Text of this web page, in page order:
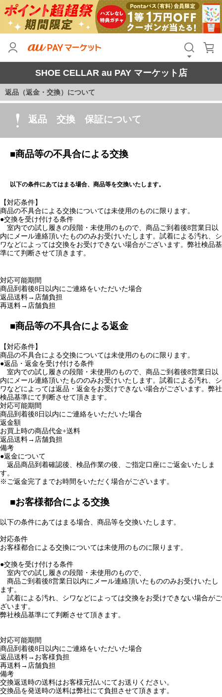
SHOE CELLAR au PAY マーケット店
返品（返金・交換）について
返品 交換 保証について
■商品等の不具合による交換
以下の条件にあてはまる場合、商品等を交換いたします。
室内での試し履きの段階・未使用のもので、商品ご到着後8営業日以
準にて判断させて頂きます。
対応可能期間
商品到着後8日以内にご連絡をいただいた場合
返品送料→店舗負担
再送料→店舗負担
【対応条件】
商品の不具合による交換については未使用のものに限ります。
●返品・返金を受け付ける条件
室内での試し履きの段階・未使用のもので、商品ご到着後8営業日以
内にメール連絡頂いたもののみお受けいたします。試着による汚れ、シ
対応可能期間
商品到着後8日以内にご連絡をいただいた場合
お買上時の商品代金+送料
返品送料→店舗負担
備考
●返金について
返品商品到着確認後、検品作業の後、ご指定口座にご返金いたしま
す。
※ご返金完了までお時間をいただく場合がございます。
■お客様都合による交換
以下の条件にあてはまる場合、商品等を交換いたします。
対応条件
お客様都合による交換については未使用のものに限ります。
●交換を受け付ける条件
室内での試し履きの段階・未使用のもので、
商品ご到着後8営業日以内にメール連絡頂いたもののみお受けいたし
ます。
試着による汚れ、シワなどによっては交換をお受けできない場合がご
商品到着後8日以内にご連絡をいただいた場合
再送料→店舗負担
備考
交換返送時の送料はお客様元払いにてお送りください。
■お客様都合による返品（返金）
当店ではお客様都合による返金は受け付けておりません。
■返金・交換連絡先
■返送先
郵便番号
639-1042
住所
奈良県大和郡山市小泉町2475-2 オリエンタルシューズ株式会社 aupa
yマーケット担当宛